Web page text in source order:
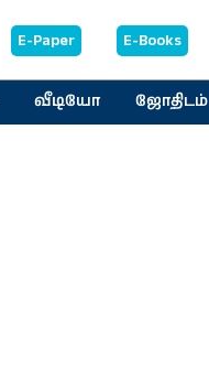
E-Paper E-Books
வீடியோ ஜோதிடம்